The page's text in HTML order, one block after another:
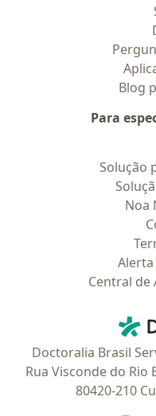
Blog
Para
Solução
Noa
Central de
Doctoralia Brasil
Rua Visconde do Rio
80420-210